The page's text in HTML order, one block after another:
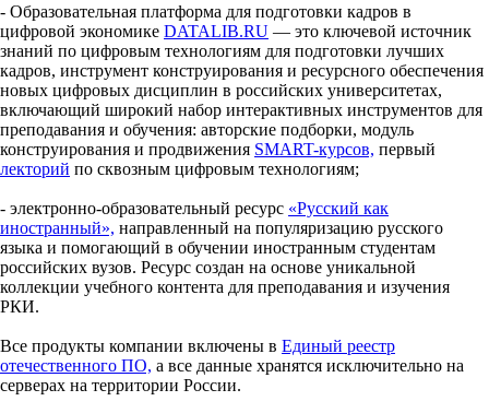
- Образовательная платформа для подготовки кадров в
цифровой экономике DATALIB.RU — это ключевой источник
знаний по цифровым технологиям для подготовки лучших
кадров, инструмент конструирования и ресурсного обеспечения
новых цифровых дисциплин в российских университетах,
включающий широкий набор интерактивных инструментов для
преподавания и обучения: авторские подборки, модуль
конструирования и продвижения SMART-курсов, первый
лекторий по сквозным цифровым технологиям;
- электронно-образовательный ресурс «Русский как
иностранный», направленный на популяризацию русского
языка и помогающий в обучении иностранным студентам
российских вузов. Ресурс создан на основе уникальной
коллекции учебного контента для преподавания и изучения
РКИ.
Все продукты компании включены в Единый реестр
отечественного ПО, а все данные хранятся исключительно на
серверах на территории России.